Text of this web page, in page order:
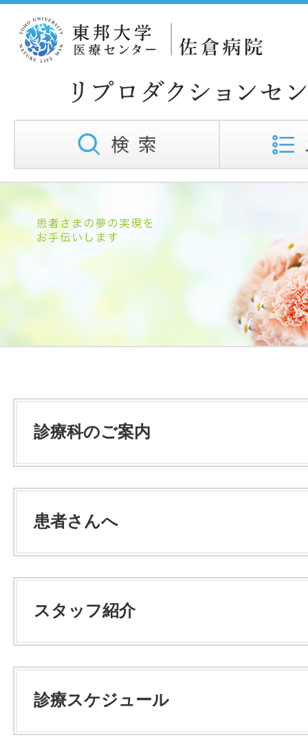
診療科のご案内
患者さんへ
スタッフ紹介
診療スケジュール